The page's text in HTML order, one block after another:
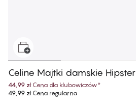
Celine Majtki damskie Hipster
44,99 zł Cena dla klubowiczów*
49,99 złCena regularna